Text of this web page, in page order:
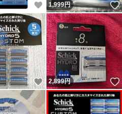
いいね！
1,999円
いいね！
2,899円